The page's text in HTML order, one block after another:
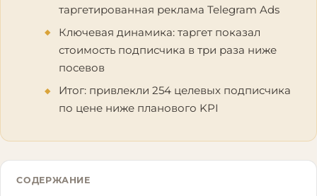
таргетированная реклама Telegram Ads
Ключевая динамика: таргет показал
стоимость подписчика в три раза ниже
посевов
Итог: привлекли 254 целевых подписчика
по цене ниже планового KPI
СОДЕРЖАНИЕ